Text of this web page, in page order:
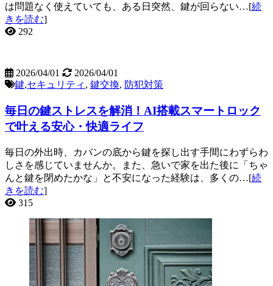
は問題なく使えていても、ある日突然、鍵が回らない…[続
きを読む]
292
2026/04/01
2026/04/01
鍵,セキュリティ , 鍵交換, 防犯対策
毎日の鍵ストレスを解消！AI搭載スマートロック
で叶える安心・快適ライフ
毎日の外出時、カバンの底から鍵を探し出す手間にわずらわ
しさを感じていませんか。また、急いで家を出た後に「ちゃ
んと鍵を閉めたかな」と不安になった経験は、多くの…[続
きを読む]
315